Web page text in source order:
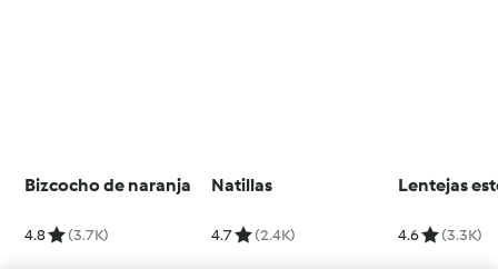
Bizcocho de naranja
4.8 (3.7K)
Natillas
4.7 (2.4K)
Lentejas
4.6 (3.3K)